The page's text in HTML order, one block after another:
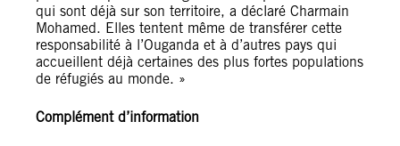
qui sont déjà sur son territoire, a déclaré Charmain
Mohamed. Elles tentent même de transférer cette
responsabilité à l’Ouganda et à d’autres pays qui
accueillent déjà certaines des plus fortes populations
de réfugiés au monde. »
Complément d’information